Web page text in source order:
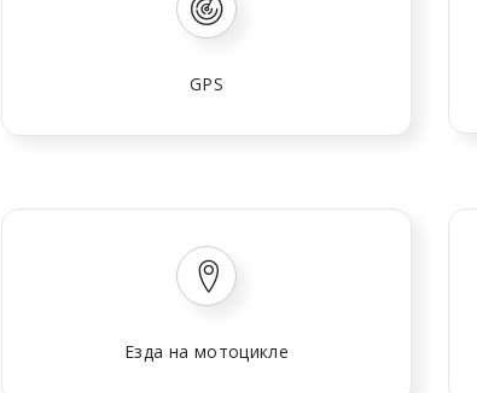
GPS
Езда на мотоцикле